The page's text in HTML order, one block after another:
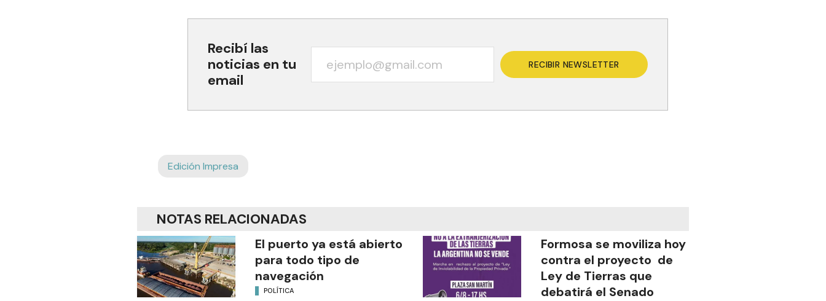
Recibí las
noticias en tu
email
RECIBIR NEWSLETTER
Edición Impresa
NOTAS RELACIONADAS
El puerto ya está abierto
para todo tipo de
navegación
POLÍTICA
Formosa se moviliza hoy
contra el proyecto de
Ley de Tierras que
debatirá el Senado